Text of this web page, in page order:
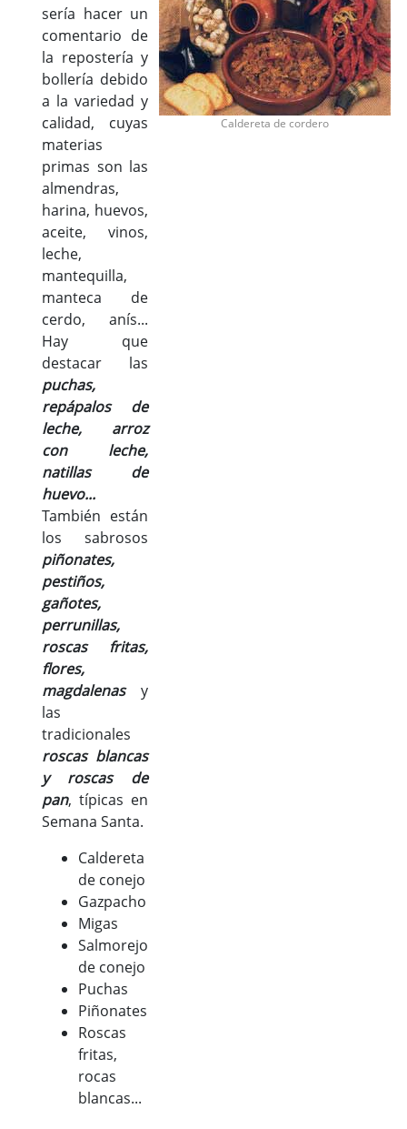
sería hacer un
comentario de
la repostería y
bollería debido
a la variedad y
calidad, cuyas
materias
primas son las
almendras,
harina, huevos,
aceite, vinos,
leche,
mantequilla,
manteca de
cerdo, anís...
Hay que
destacar las
puchas,
repápalos de
leche, arroz
con leche,
natillas de
huevo...
También están
los sabrosos
piñonates,
pestiños,
gañotes,
perrunillas,
roscas fritas,
flores,
magdalenas y
las
tradicionales
roscas blancas
y roscas de
pan, típicas en
Semana Santa.
Caldereta
de conejo
Gazpacho
Migas
Salmorejo
de conejo
Puchas
Piñonates
Roscas
fritas,
rocas
blancas...
Caldereta de cordero